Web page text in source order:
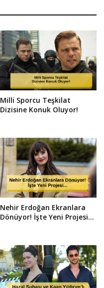
Milli Sporcu Teşkilat
Dizisine Konuk Oluyor!
Nehir Erdoğan Ekranlara
Dönüyor! İşte Yeni Projesi...